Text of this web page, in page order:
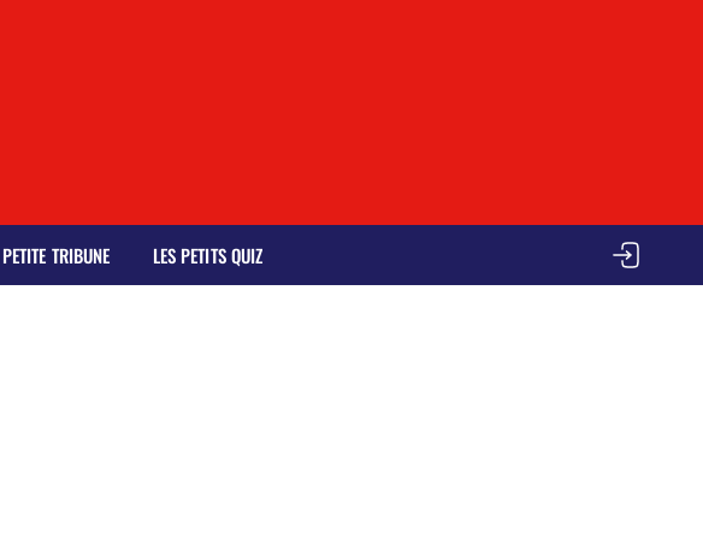
TRIBUNE LES PETITS QUIZ